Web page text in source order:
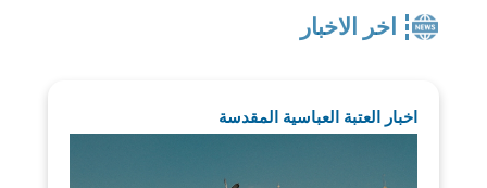
اخر الاخبار
اخبار العتبة العباسية المقدسة